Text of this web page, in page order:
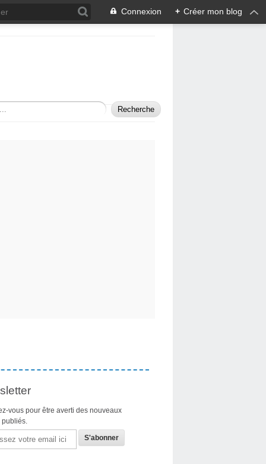
Connexion + Créer mon blog
vous pour être averti des nouveaux
publiés.